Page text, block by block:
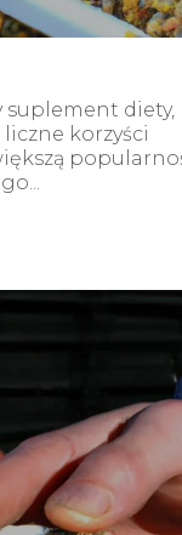
suplement diety,
korzyści